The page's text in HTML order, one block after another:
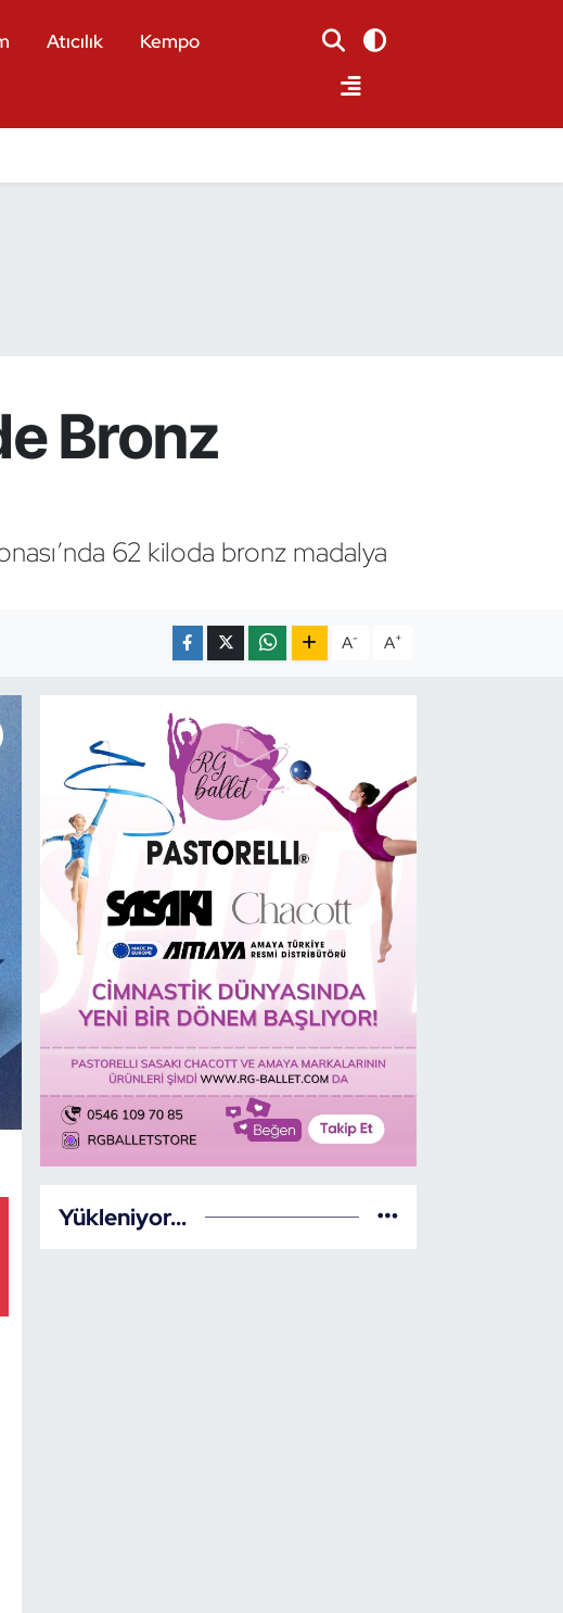
Atıcılık
Kempo
Bronz
62 kiloda bronz madalya
A- A+
Yükleniyor...